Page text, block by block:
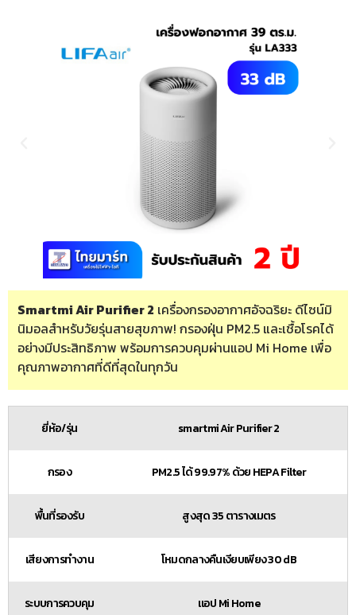
Smartmi Air Purifier 2 เครื่องกรองอากาศอัจฉริยะ ดีไซน์มิ
นิมอลสำหรับวัยรุ่นสายสุขภาพ! กรองฝุ่น PM2.5 และเชื้อโรคได้
อย่างมีประสิทธิภาพ พร้อมการควบคุมผ่านแอป Mi Home เพื่อ
คุณภาพอากาศที่ดีที่สุดในทุกวัน
ยี่ห้อ/รุ่น smartmi Air Purifier 2
กรอง PM2.5 ได้ 99.97% ด้วย HEPA Filter
พื้นที่รองรับ สูงสุด 35 ตารางเมตร
เสียงการทำงาน โหมดกลางคืนเงียบเพียง 30 dB
ระบบการควบคุม แอป Mi Home